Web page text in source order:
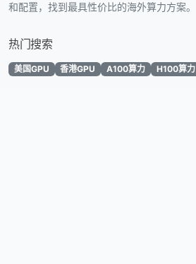
和配置，找到最具性价比的海外算力方案。
热门搜索
美国GPU 香港GPU A100算力 H100算力